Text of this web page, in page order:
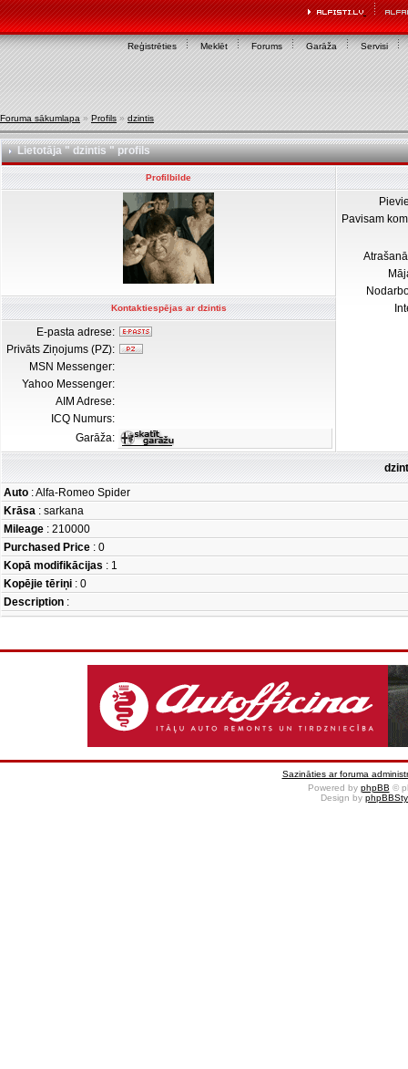
Reģistrēties Meklēt Forums Garāža Servisi
Foruma sākumlapa » Profils » dzintis
Lietotāja " dzintis " profils
Profilbilde
Pavisam
Kontaktiespējas ar dzintis
E-pasta adrese:
Privāts Ziņojums (PZ):
MSN Messenger:
Yahoo Messenger:
AIM Adrese:
ICQ Numurs:
Garāža:
Auto : Alfa-Romeo Spider
Krāsa : sarkana
Mileage : 210000
Purchased Price : 0
Kopā modifikācijas : 1
Kopējie tēriņi : 0
Description :
Sazināties ar foruma
Powered by phpBB ©
Design by